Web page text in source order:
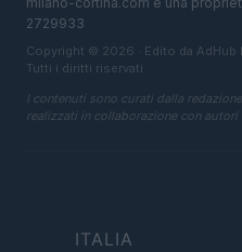
2729933
Copyright © 2026 · Edito da AdHub
Tutti i diritti riservati
I contenuti sono curati dalla
realizzati in collaborazione con autori
ITALIA